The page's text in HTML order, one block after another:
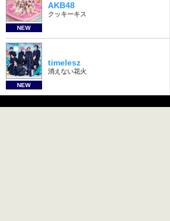
NEW
AKB48
クッキーキス
NEW
timelesz
消えない花火